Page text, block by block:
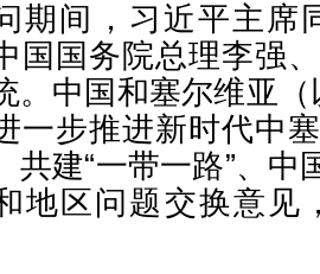
期间，习近平主席
国国务院总理李强
。中国和塞尔维亚（
一步推进新时代中
共建“一带一路”、
地区问题交换意见